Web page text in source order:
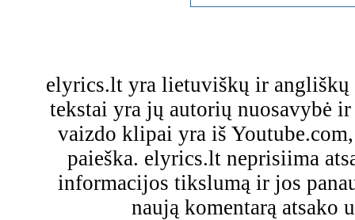
elyrics.lt yra lietuviškų ir angliškų
tekstai yra jų autorių nuosavybė
vaizdo klipai yra iš
paieška. elyrics.lt neprisiima
informacijos tikslumą ir jos
naują komentarą atsako